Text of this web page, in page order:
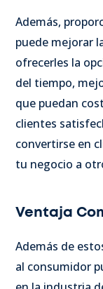
Además,
puede mejorar
ofrecerles la
del tiempo,
que puedan
clientes
convertirse en
tu negocio a
Ventaja
Además de
al consumidor